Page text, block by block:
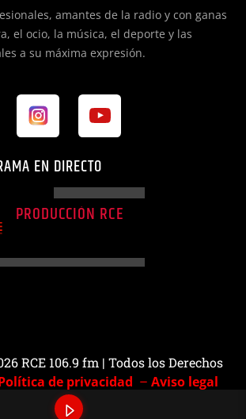
amantes de la radio y con ganas
el ocio, la música, el deporte y las
a su máxima expresión.
EN DIRECTO
PRODUCCIÓN RCE
RCE 106.9 fm | Todos los Derechos
de privacidad – Aviso legal